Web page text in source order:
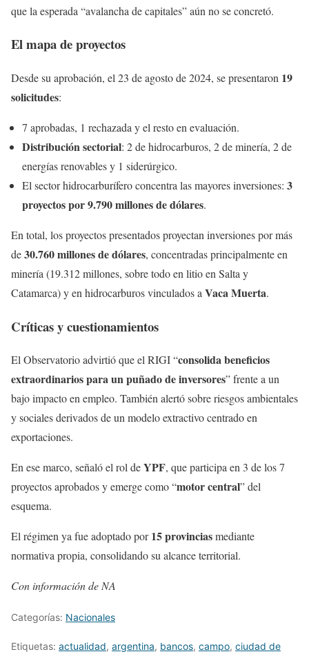
que la esperada “avalancha de capitales” aún no se concretó.
El mapa de proyectos
Desde su aprobación, el 23 de agosto de 2024, se presentaron 19
solicitudes:
7 aprobadas, 1 rechazada y el resto en evaluación.
Distribución sectorial: 2 de hidrocarburos, 2 de minería, 2 de
energías renovables y 1 siderúrgico.
El sector hidrocarburífero concentra las mayores inversiones: 3
proyectos por 9.790 millones de dólares.
En total, los proyectos presentados proyectan inversiones por más
de30.760 millones de dólares, concentradas principalmente en
minería (19.312 millones, sobre todo en litio en Salta y
Catamarca) y en hidrocarburos vinculados a Vaca Muerta.
Críticas y cuestionamientos
El Observatorio advirtió que el RIGI “consolida beneficios
extraordinarios para un puñado de inversores” frente a un
bajo impacto en empleo. También alertó sobre riesgos ambientales
y sociales derivados de un modelo extractivo centrado en
exportaciones.
En ese marco, señaló el rol deYPF, que participa en 3 de los 7
proyectos aprobados y emerge como “motor central” del
esquema.
El régimen ya fue adoptado por15 provinciasmediante
normativa propia, consolidando su alcance territorial.
Con información de NA
Categorías: Nacionales
Etiquetas: actualidad, argentina, bancos, campo, ciudad de